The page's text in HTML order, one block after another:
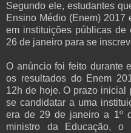
Segundo ele, estudantes
Ensino Médio (Enem) 2017
em instituições públicas de
26 de janeiro para se
O anúncio foi feito durante
os resultados do Enem
12h de hoje. O prazo inicial
se candidatar a uma
era de 29 de janeiro a 1º
ministro da Educação, o